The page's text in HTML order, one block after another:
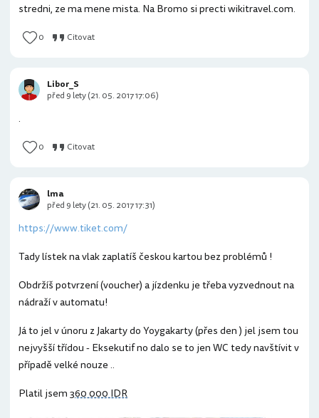
stredni, ze ma mene mista. Na Bromo si precti wikitravel.com.
0 Citovat
.
0 Citovat
Libor_S
před 9 lety (21. 05. 2017 17:06)
https://www.tiket.com/
Tady lístek na vlak zaplatíš českou kartou bez problémů !
Obdržíš potvrzení (voucher) a jízdenku je třeba vyzvednout na
nádraží v automatu!
Já to jel v únoru z Jakarty do Yoygakarty (přes den ) jel jsem tou
nejvyšší třídou - Eksekutif no dalo se to jen WC tedy navštívit v
případě velké nouze ..
Platil jsem360 000 IDR
lma
před 9 lety (21. 05. 2017 17:31)